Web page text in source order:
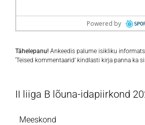
Tähelepanu! Ankeedis palume isikliku
‘Teised kommentaarid’ kindlasti kirja panna ka
II liiga B lõuna-idapiirkond
Meeskond